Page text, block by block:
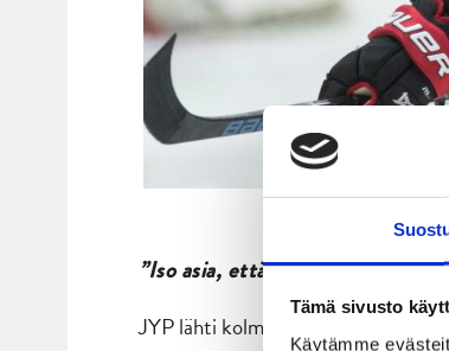
Tämä sivusto
Käytämme
”Iso asia, että pystyttiin voitto
JYP lähti kolmanteen erään